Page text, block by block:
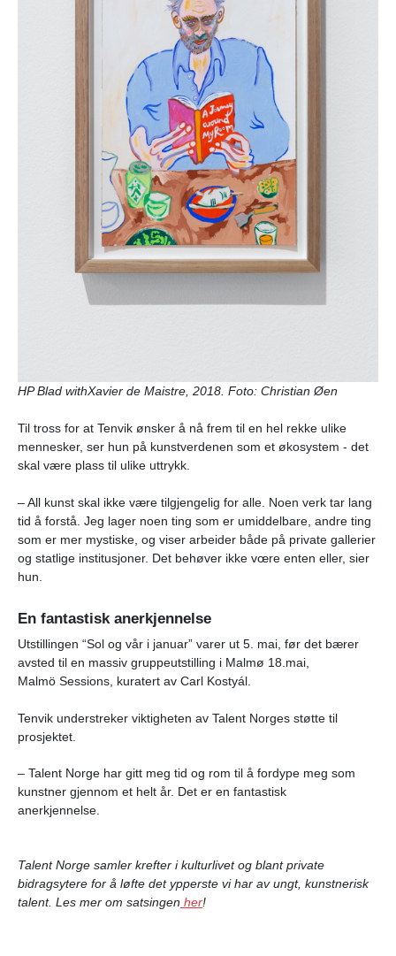
HP Blad withXavier de Maistre, 2018. Foto: Christian Øen
Til tross for at Tenvik ønsker å nå frem til en hel rekke ulike
mennesker, ser hun på kunstverdenen som et økosystem - det
skal være plass til ulike uttrykk.
– All kunst skal ikke være tilgjengelig for alle. Noen verk tar lang
tid å forstå. Jeg lager noen ting som er umiddelbare, andre ting
som er mer mystiske, og viser arbeider både på private gallerier
og statlige institusjoner. Det behøver ikke vœre enten eller, sier
hun.
En fantastisk anerkjennelse
Utstillingen “Sol og vår i januar” varer ut 5. mai, før det bærer
avsted til en massiv gruppeutstilling i Malmø 18.mai,
Malmö Sessions, kuratert av Carl Kostyál.
Tenvik understreker viktigheten av Talent Norges støtte til
prosjektet.
– Talent Norge har gitt meg tid og rom til å fordype meg som
kunstner gjennom et helt år. Det er en fantastisk
anerkjennelse.
Talent Norge samler krefter i kulturlivet og blant private
bidragsytere for å løfte det ypperste vi har av ungt, kunstnerisk
talent. Les mer om satsingen her!